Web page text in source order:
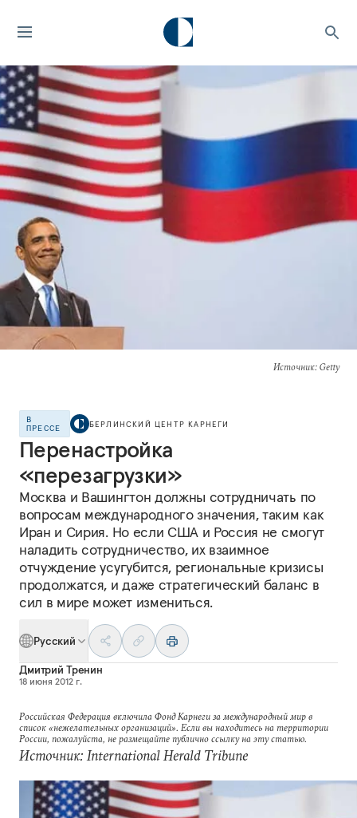
Источник: Getty
В
ПРЕССЕ
БЕРЛИНСКИЙ ЦЕНТР КАРНЕГИ
Перенастройка
«перезагрузки»
Москва и Вашингтон должны сотрудничать по
вопросам международного значения, таким как
Иран и Сирия. Но если США и Россия не смогут
наладить сотрудничество, их взаимное
отчуждение усугубится, региональные кризисы
продолжатся, и даже стратегический баланс в
сил в мире может измениться.
Русский
Дмитрий Тренин
18 июня 2012 г.
Российская Федерация включила Фонд Карнеги за международный мир в
список «нежелательных организаций». Если вы находитесь на территории
России, пожалуйста, не размещайте публично ссылку на эту статью.
Источник: International Herald Tribune